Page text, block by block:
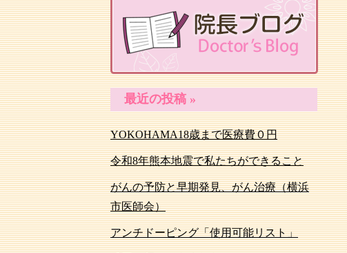
最近の投稿 »
YOKOHAMA18歳まで医療費０円
令和8年熊本地震で私たちができること
がんの予防と早期発見、がん治療（横浜
市医師会）
アンチドーピング「使用可能リスト」